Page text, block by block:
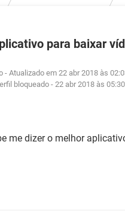
para baixar
- Atualizado em 22 abr 2018 às
bloqueado -22 abr 2018 às 05:30
me dizer o melhor